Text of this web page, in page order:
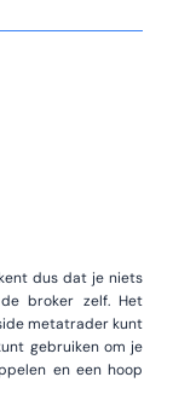
dus dat je niets
broker zelf. Het
metatrader kunt
gebruiken om je
en een hoop